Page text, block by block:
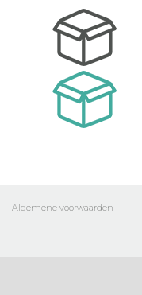
Algemene voorwaarden